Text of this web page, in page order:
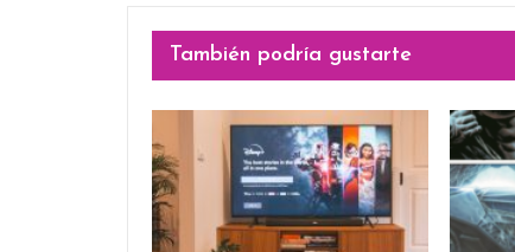
También podría gustarte